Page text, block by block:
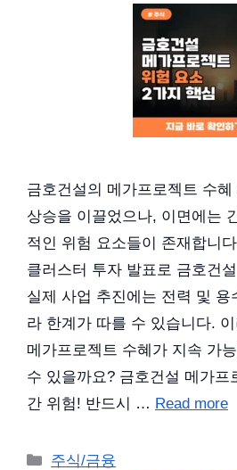
금호건설의 메가프로젝트 수
상승을 이끌었으나, 이면에는
적인 위험 요소들이 존재합니
클러스터 투자 발표로 금호건
실제 사업 추진에는 전력 및 용
라 한계가 따를 수 있습니다.
메가프로젝트 수혜가 지속 가
수 있을까요? 금호건설 메가프
간 위험! 반드시 … Read more
카
주식/금융